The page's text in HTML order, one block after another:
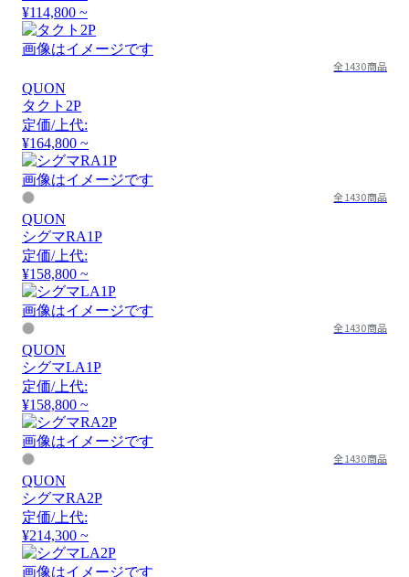
¥114,800 ~
画像はイメージです
全1430商品
QUON
タクト2P
定価/上代:
¥164,800 ~
画像はイメージです
全1430商品
QUON
シグマRA1P
定価/上代:
¥158,800 ~
画像はイメージです
全1430商品
QUON
シグマLA1P
定価/上代:
¥158,800 ~
画像はイメージです
全1430商品
QUON
シグマRA2P
定価/上代:
¥214,300 ~
画像はイメージです